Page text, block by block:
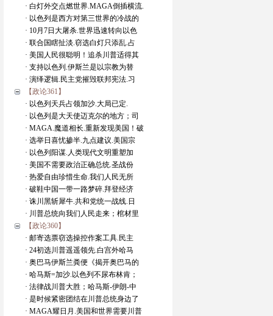
· 白灯外交点燃世界.MAGA倒插横流.
· 以色列是西方对第三世界的冷战的
· 10月7日大屠杀.世界迅速转向以色
· 联合国瞎扯淡.窃选白灯只添乱.占
· 美国人民很聪明！追杀川普适得其
· 支持以色列.伊斯兰是以宗教为替
· 演绎逻辑.民主党摧毁联邦宪法.习
【政论361】
· 以色列天兵占领加沙.大局已定.
· 以色列是大天使迈克尔的地方；司
· MAGA.魔道相长.重新发现美国！破
· 选举日喜忧掺半.九点建议.美国宗
· 以色列阳谋.人类现代文明重塑加
· 美国不需要政治正确总统.圣战份
· 热爱自由珍惜生命.我们人民无所
· 破鞋中国一带一路梦碎.拜登经济
· 诛川黑斩犀牛.共和党统一战线.日
· 川普总统向我们人民走来；棺材里
【政论360】
· 邮寄选票窃选操控作案工具.民主
· 24初选川普遥遥领先.白宫外哈马
· 奥巴马伊斯兰粪便《揭开奥巴马的
· 哈马斯=加沙.以色列不尿布林肯；
· 法律战川普大胜；哈马斯-伊朗-中
· 是时候紧密团结在川普总统身边了
· MAGA耀日月.美国和世界需要川普